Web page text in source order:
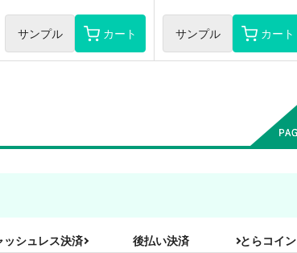
サンプル カート サンプル カート
ッシュレス決済 後払い決済 とらコイン